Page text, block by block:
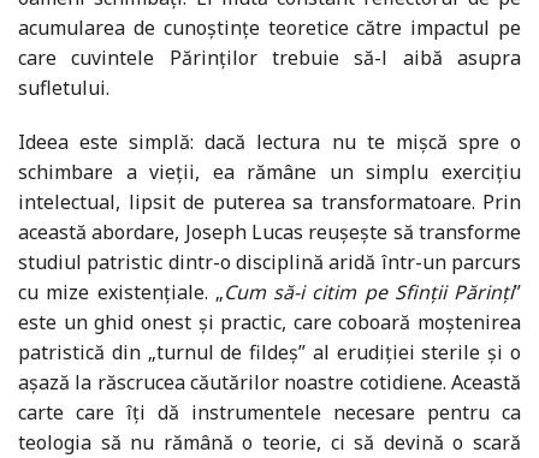
acumularea de cunoștințe teoretice către impactul pe
care cuvintele Părinților trebuie să-l aibă asupra
sufletului.
Ideea este simplă: dacă lectura nu te mișcă spre o
schimbare a vieții, ea rămâne un simplu exercițiu
intelectual, lipsit de puterea sa transformatoare. Prin
această abordare, Joseph Lucas reușește să transforme
studiul patristic dintr-o disciplină aridă într-un parcurs
cu mize existențiale. „Cum să-i citim pe Sfinţii Părinţi”
este un ghid onest și practic, care coboară moștenirea
patristică din „turnul de fildeș” al erudiției sterile și o
așază la răscrucea căutărilor noastre cotidiene. Această
carte care îți dă instrumentele necesare pentru ca
teologia să nu rămână o teorie, ci să devină o scară